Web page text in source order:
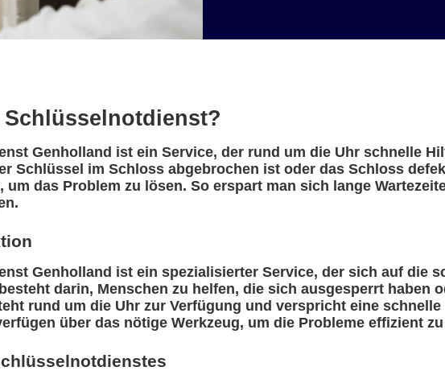
Schlüsselnotdienst?
Genholland ist ein Service, der rund um die Uhr schnelle
Schlüssel im Schloss abgebrochen ist oder das Schloss
um das Problem zu lösen. So erspart man sich lange
Genholland ist ein spezialisierter Service, der sich auf die
darin, Menschen zu helfen, die sich ausgesperrt haben
rund um die Uhr zur Verfügung und verspricht eine
über das nötige Werkzeug, um die Probleme effizient